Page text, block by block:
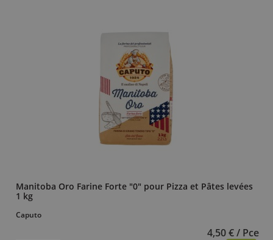
Manitoba Oro Farine Forte "0" pour Pizza et Pâtes levées
1 kg
Caputo
4,50 € / Pce